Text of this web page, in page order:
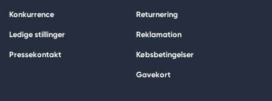
Konkurrence
Ledige stillinger
Pressekontakt
Returnering
Reklamation
Købsbetingelser
Gavekort